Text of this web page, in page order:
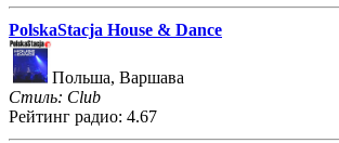
PolskaStacja House & Dance
Польша, Варшава
Стиль: Club
Рейтинг радио: 4.67